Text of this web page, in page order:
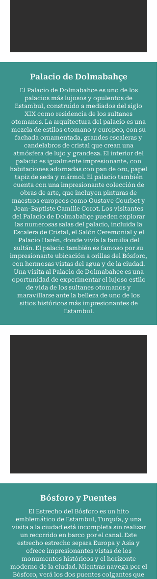
Palacio de Dolmabahçe
El Palacio de Dolmabahce es uno de los
palacios más lujosos y opulentos de
Estambul, construido a mediados del siglo
XIX como residencia de los sultanes
otomanos. La arquitectura del palacio es una
mezcla de estilos otomano y europeo, con su
fachada ornamentada, grandes escaleras y
candelabros de cristal que crean una
atmósfera de lujo y grandeza. El interior del
palacio es igualmente impresionante, con
habitaciones adornadas con pan de oro, papel
tapiz de seda y mármol. El palacio también
cuenta con una impresionante colección de
obras de arte, que incluyen pinturas de
maestros europeos como Gustave Courbet y
Jean-Baptiste Camille Corot. Los visitantes
del Palacio de Dolmabahçe pueden explorar
las numerosas salas del palacio, incluida la
Escalera de Cristal, el Salón Ceremonial y el
Palacio Harén, donde vivía la familia del
sultán. El palacio también es famoso por su
impresionante ubicación a orillas del Bósforo,
con hermosas vistas del agua y de la ciudad.
Una visita al Palacio de Dolmabahce es una
oportunidad de experimentar el lujoso estilo
de vida de los sultanes otomanos y
maravillarse ante la belleza de uno de los
sitios históricos más impresionantes de
Estambul.
Bósforo y Puentes
El Estrecho del Bósforo es un hito
emblemático de Estambul, Turquía, y una
visita a la ciudad está incompleta sin realizar
un recorrido en barco por el canal. Este
estrecho estrecho separa Europa y Asia y
ofrece impresionantes vistas de los
monumentos históricos y el horizonte
moderno de la ciudad. Mientras navega por el
Bósforo, verá los dos puentes colgantes que